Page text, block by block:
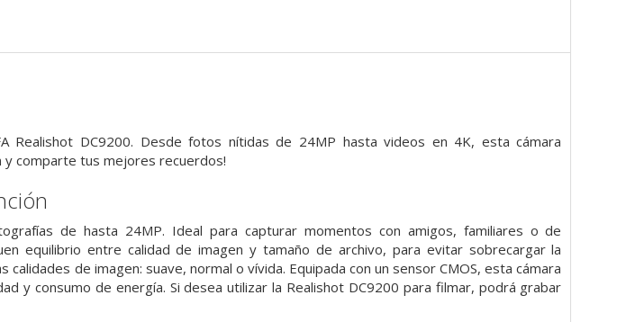
Realishot DC9200. Desde fotos nítidas de 24MP hasta videos en 4K, esta cámara
y comparte tus mejores recuerdos!
de hasta 24MP. Ideal para capturar momentos con amigos, familiares o de
equilibrio entre calidad de imagen y tamaño de archivo, para evitar sobrecargar la
de imagen: suave, normal o vívida. Equipada con un sensor CMOS, esta cámara
y consumo de energía. Si desea utilizar la Realishot DC9200 para filmar, podrá grabar